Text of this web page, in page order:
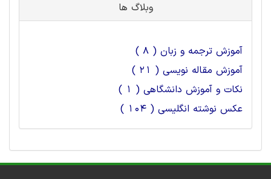
وبلاگ ها
آموزش ترجمه و زبان ( 8 )
آموزش مقاله نویسی ( 21 )
نکات و آموزش دانشگاهی ( 1 )
عکس نوشته انگلیسی ( 104 )